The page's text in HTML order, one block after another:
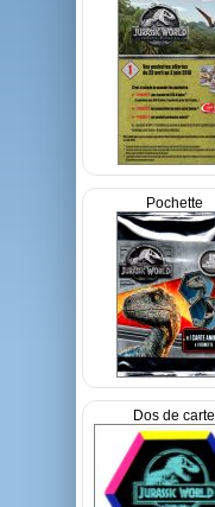
Pochette
Dos de carte